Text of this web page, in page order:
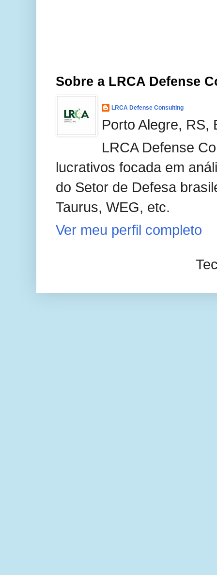
Sobre a LRCA Defense
LRCA Defense Consulting
Porto Alegre, RS,
LRCA Defense
lucrativos focada em
do Setor de Defesa
Taurus, WEG, etc.
Ver meu perfil completo